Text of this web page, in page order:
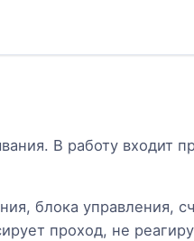
В работу входит
блока управления,
проход, не